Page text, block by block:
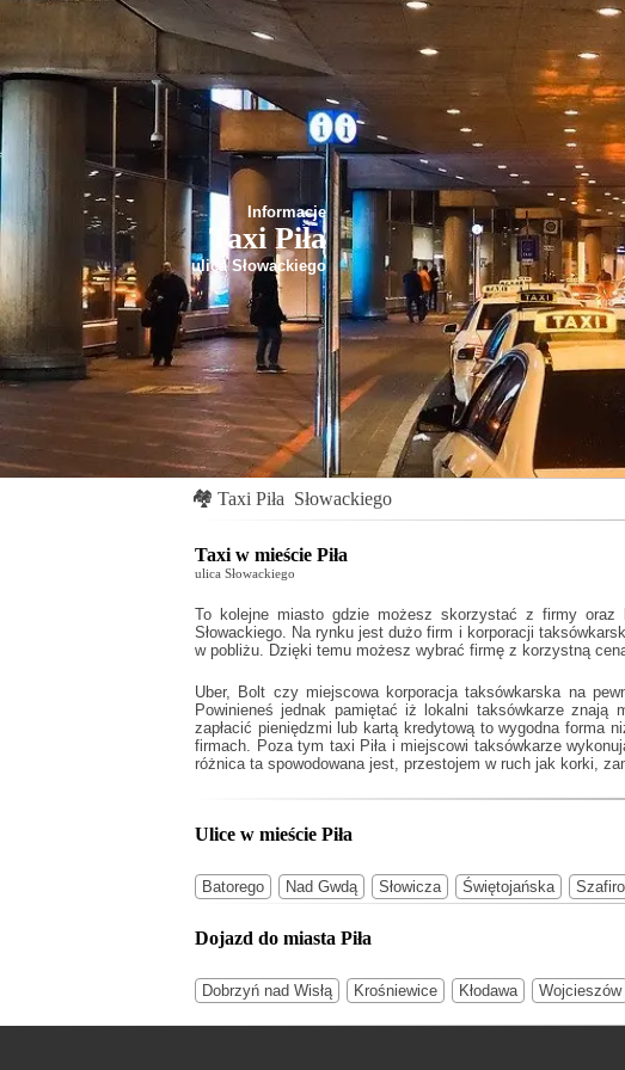
Informacje
Taxi Piła
ulica Słowackiego
🏘 Taxi Piła Słowackiego
Taxi w mieście Piła
ulica Słowackiego
To kolejne miasto gdzie możesz skorzystać z firmy oraz
Słowackiego. Na rynku jest dużo firm i korporacji
w pobliżu. Dzięki temu możesz wybrać firmę z korzystną
Uber, Bolt czy miejscowa korporacja taksówkarska na
Powinieneś jednak pamiętać iż lokalni taksówkarze
zapłacić pieniędzmi lub kartą kredytową to wygodna forma
firmach. Poza tym taxi Piłai miejscowi taksówkarze
różnica ta spowodowana jest, przestojem w ruch jak korki,
Ulice w mieście Piła
Batorego Nad Gwdą Słowicza Świętojańska
Dojazd do miasta Piła
Dobrzyń nad Wisłą Krośniewice Kłodawa Wojcieszów